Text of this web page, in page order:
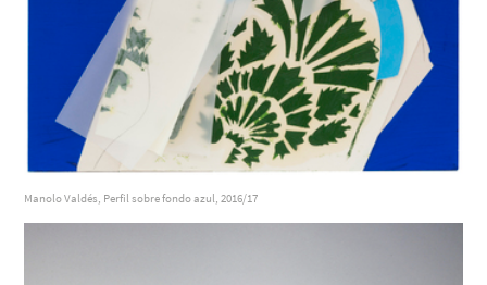
Manolo Valdés, Perfil sobre fondo azul, 2016/17